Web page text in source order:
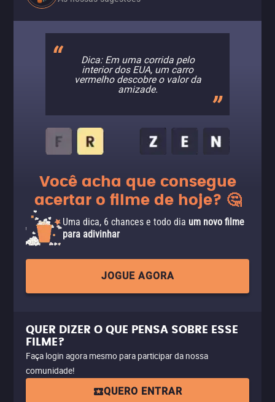
Dica: Em uma corrida pelo
interior dos EUA, um carro
vermelho descobre o valor da
amizade.
Você acha que consegue
acertar o filme de hoje? 🤔
Uma dica, 6 chances e todo dia um novo filme
para adivinhar
JOGUE AGORA
QUER DIZER O QUE PENSA SOBRE ESSE
FILME?
Faça login agora mesmo para participar da nossa
comunidade!
QUERO ENTRAR